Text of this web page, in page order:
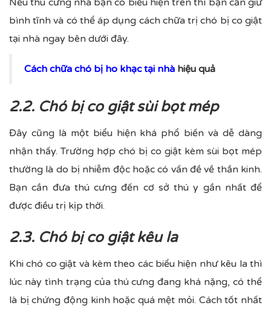
bình tĩnh và có thể áp dụng cách chữa trị chó bị co giật
tại nhà ngay bên dưới đây.
Cách chữa chó bị ho khạc tại nhà hiệu quả
2.2. Chó bị co giật sùi bọt mép
Đây cũng là một biểu hiện khá phổ biến và dễ dàng
nhận thấy. Trường hợp chó bị co giật kèm sùi bọt mép
thường là do bị nhiễm độc hoặc có vấn đề về thần kinh.
Bạn cần đưa thú cưng đến cơ sở thú y gần nhất để
được điều trị kịp thời.
2.3. Chó bị co giật kêu la
Khi chó co giật và kèm theo các biểu hiện như kêu la thì
lúc này tình trạng của thú cưng đang khá nặng, có thể
là bị chứng động kinh hoặc quá mệt mỏi. Cách tốt nhất